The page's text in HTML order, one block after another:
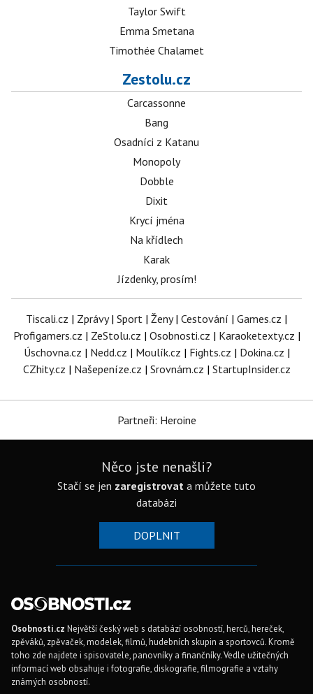
Taylor Swift
Emma Smetana
Timothée Chalamet
Zestolu.cz
Carcassonne
Bang
Osadníci z Katanu
Monopoly
Dobble
Dixit
Krycí jména
Na křídlech
Karak
Jízdenky, prosím!
Tiscali.cz | Zprávy| Sport | Ženy| Cestování | Games.cz |
Profigamers.cz | ZeStolu.cz | Osobnosti.cz | Karaoketexty.cz |
Úschovna.cz | Nedd.cz | Moulík.cz | Fights.cz | Dokina.cz |
CZhity.cz | Našepeníze.cz | Srovnám.cz | StartupInsider.cz
Partneři: Heroine
Něco jste nenašli?
Stačí se jen zaregistrovat a můžete tuto
databázi
DOPLNIT
Osobnosti.cz Největší český web s databází osobností, herců, hereček,
zpěváků, zpěvaček, modelek, filmů, hudebních skupin a sportovců. Kromě
toho zde najdete i spisovatele, panovníky a finančníky. Vedle užitečných
informací web obsahuje i fotografie, diskografie, filmografie a vztahy
známých osobností.